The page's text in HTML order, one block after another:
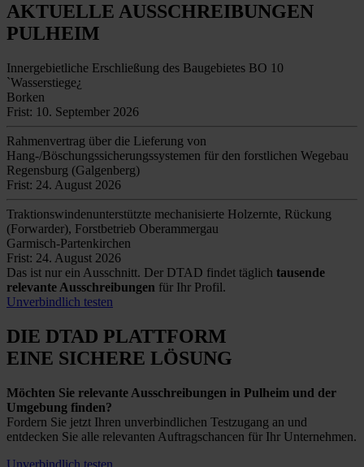
AKTUELLE AUSSCHREIBUNGEN
PULHEIM
Innergebietliche Erschließung des Baugebietes BO 10
`Wasserstiege¿
Borken
Frist: 10. September 2026
Rahmenvertrag über die Lieferung von
Hang-/Böschungssicherungssystemen für den forstlichen Wegebau
Regensburg (Galgenberg)
Frist: 24. August 2026
Traktionswindenunterstützte mechanisierte Holzernte, Rückung
(Forwarder), Forstbetrieb Oberammergau
Garmisch-Partenkirchen
Frist: 24. August 2026
Das ist nur ein Ausschnitt. Der DTAD findet täglich tausende
relevante Ausschreibungen für Ihr Profil.
Unverbindlich testen
DIE DTAD PLATTFORM
EINE SICHERE LÖSUNG
Möchten Sie relevante Ausschreibungen in Pulheim und der
Umgebung finden?
Fordern Sie jetzt Ihren unverbindlichen Testzugang an und
entdecken Sie alle relevanten Auftragschancen für Ihr Unternehmen.
Unverbindlich testen